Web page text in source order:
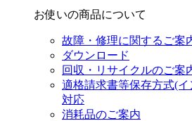
お使いの商品について
故障・修理に関するご案
ダウンロード
回収・リサイクルのご案
適格請求書等保存方式(
対応
消耗品のご案内